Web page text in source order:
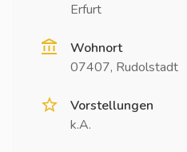
Erfurt
Wohnort
07407, Rudolstadt
Vorstellungen
k.A.